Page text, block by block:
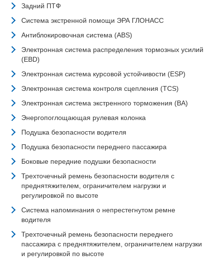
Задний ПТФ
Система экстренной помощи ЭРА ГЛОНАСС
Антиблокировочная система (ABS)
Электронная система распределения тормозных усилий
(EBD)
Электронная система курсовой устойчивости (ESP)
Электронная система контроля сцепления (TCS)
Электронная система экстренного торможения (BA)
Энергопоглощающая рулевая колонка
Подушка безопасности водителя
Подушка безопасности переднего пассажира
Боковые передние подушки безопасности
Трехточечный ремень безопасности водителя с
преднятяжителем, ограничителем нагрузки и
регулировкой по высоте
Система напоминания о непрестегнутом ремне
водителя
Трехточечный ремень безопасности переднего
пассажира с преднятяжителем, ограничителем нагрузки
и регулировкой по высоте